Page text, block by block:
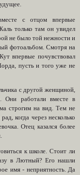
с отцом впервые
только там он увидел
не было той нежности и
фотоальбом. Смотря на
впервые почувствовал
пусть и того уже не
с другой женщиной,
Они работали вместе в
строгим на вид. Тем не
когда через несколько
Отец казался более
к школе. Стоит ли
в Лютный? Его нашли
имя - неприятность. Да